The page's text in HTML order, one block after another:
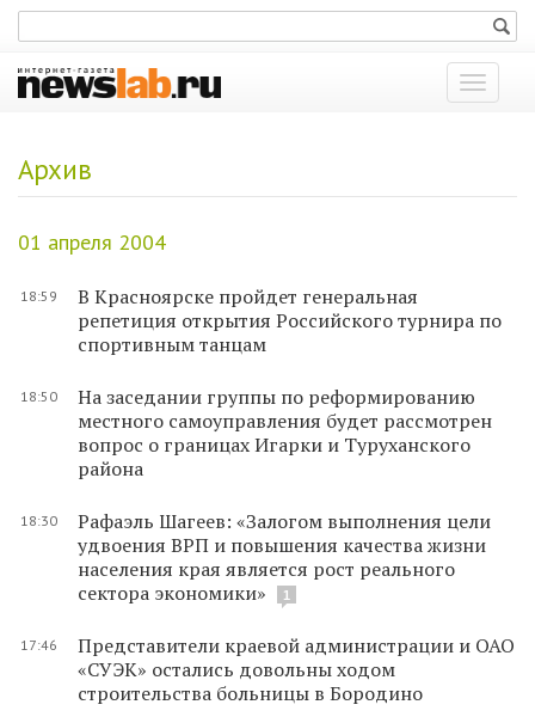
Показать
меню
Архив
01 апреля 2004
18:59
В Красноярске пройдет генеральная
репетиция открытия Российского турнира по
спортивным танцам
18:50
На заседании группы по реформированию
местного самоуправления будет рассмотрен
вопрос о границах Игарки и Туруханского
района
18:30
Рафаэль Шагеев: «Залогом выполнения цели
удвоения ВРП и повышения качества жизни
населения края является рост реального
сектора экономики»
1
17:46
Представители краевой администрации и ОАО
«СУЭК» остались довольны ходом
строительства больницы в Бородино